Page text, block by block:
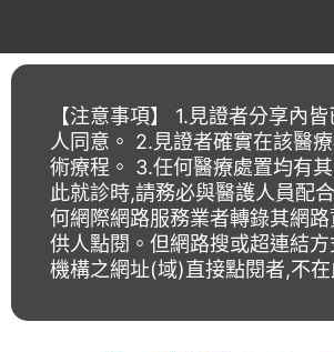
【注意事項】 1.見證者分享內
人同意。 2.見證者確實在該醫
術療程。 3.任何醫療處置均有
此就診時,請務必與醫護人員配
何網際網路服務業者轉錄其網
供人點閱。但網路搜或超連結
機構之網址(域)直接點閱者,不在